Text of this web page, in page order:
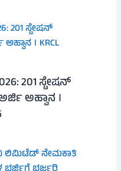
201 ಸ್ಟೇಷನ್
ಅಹ್ವಾನ ।